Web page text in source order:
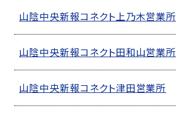
山陰中央新報コネクト上乃木営業所
山陰中央新報コネクト田和山営業所
山陰中央新報コネクト津田営業所